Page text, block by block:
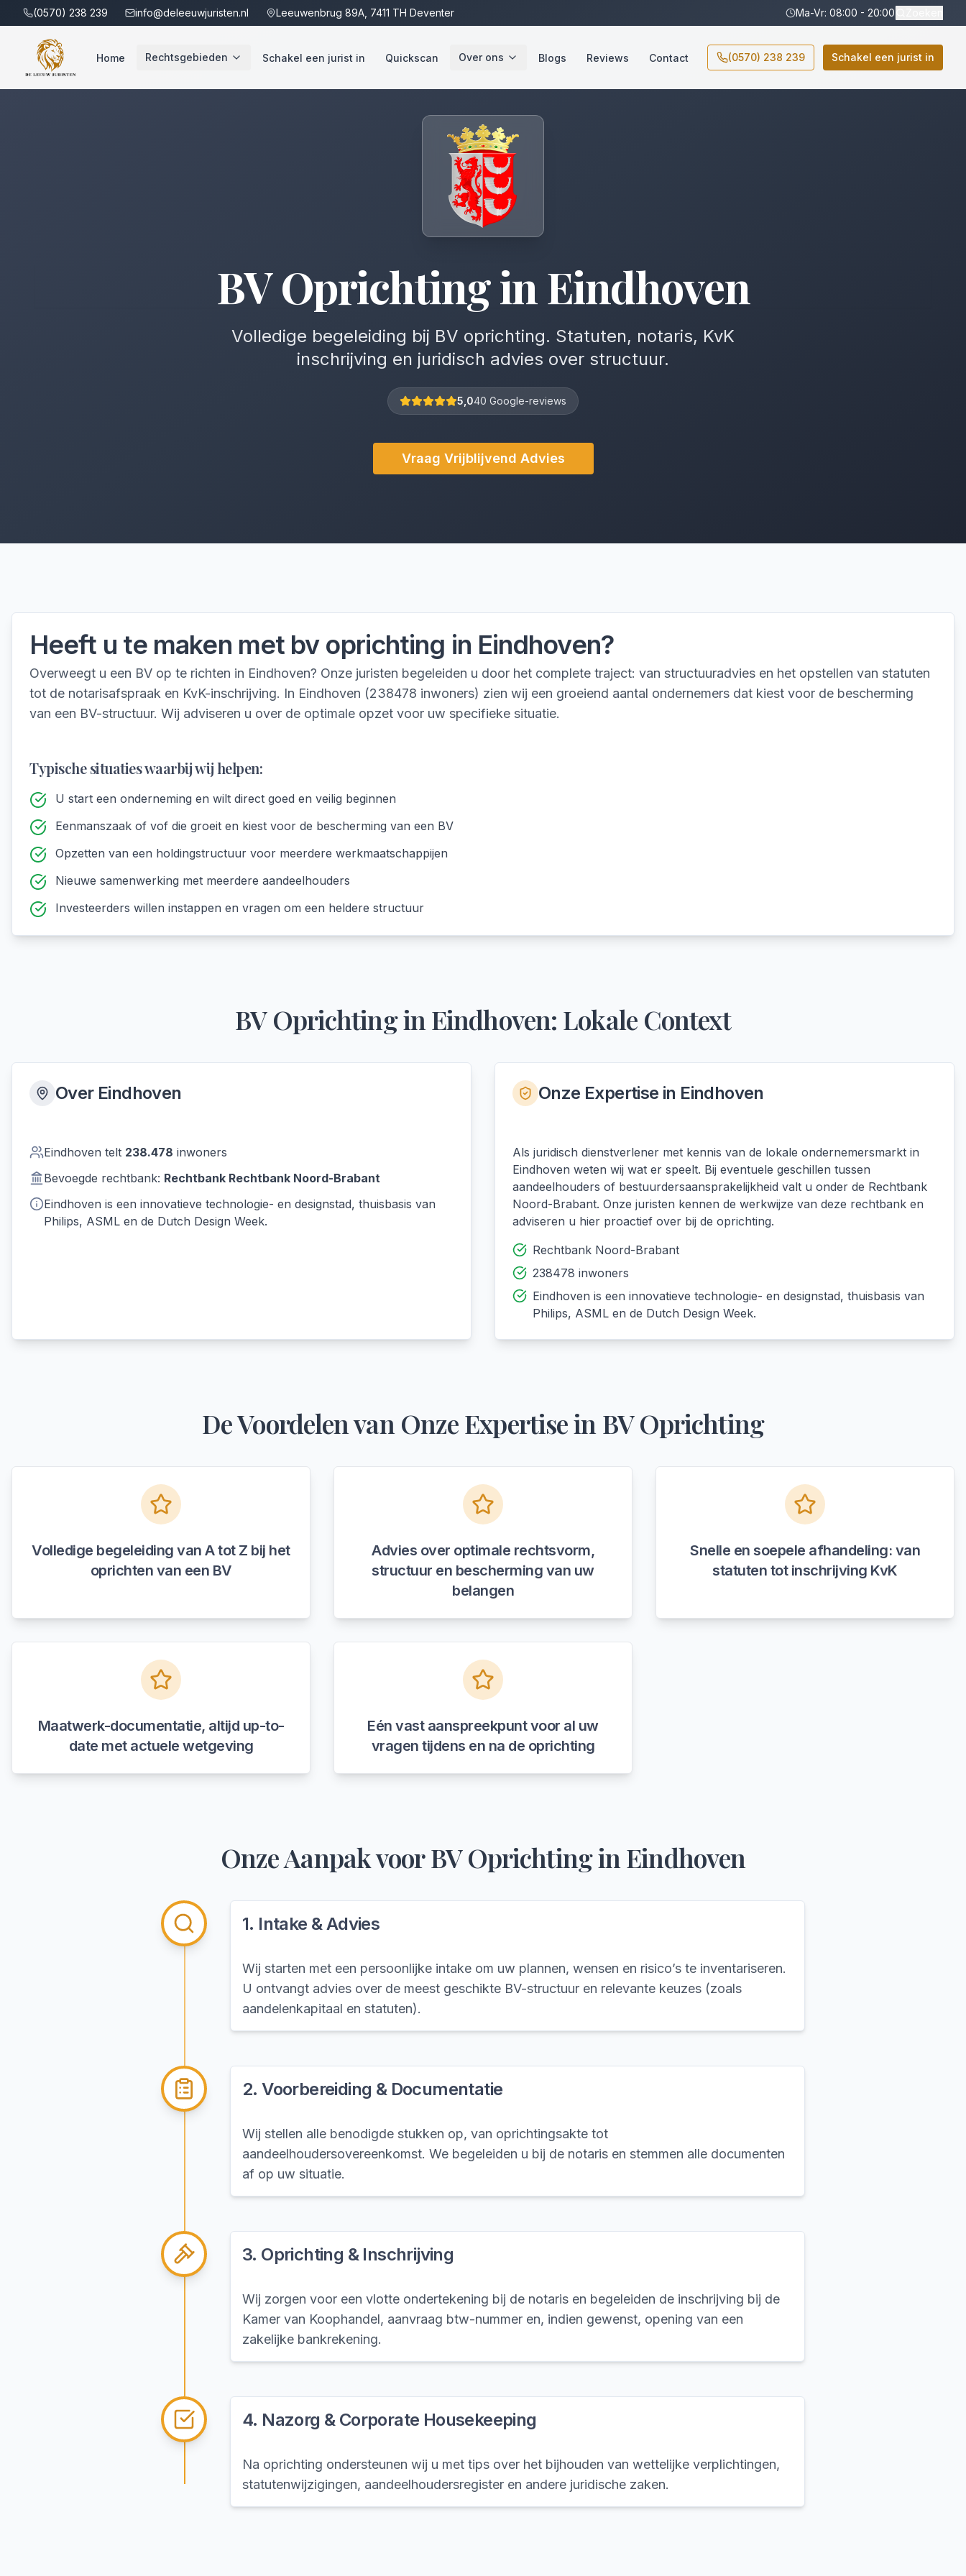
(0570) 238 239 info@deleeuwjuristen.nl Leeuwenbrug 89A, 7411 TH Deventer Ma-Vr: 08:00 - 20:00
Home Rechtsgebieden Schakel een jurist in Quickscan Over ons Blogs Reviews Contact (0570) 238 239 Schakel een jurist in
BV OprichtinginEindhoven
Volledige begeleiding bij BV oprichting. Statuten, notaris, KvK
inschrijving en juridisch advies over structuur.
5,040 Google-reviews
Vraag Vrijblijvend Advies
Heeft u te maken met bv oprichting in Eindhoven?
Overweegt u een BV op te richten in Eindhoven? Onze juristen begeleiden u door het complete traject: van structuuradvies en het opstellen van statuten
tot de notarisafspraak en KvK-inschrijving. In Eindhoven (238478 inwoners) zien wij een groeiend aantal ondernemers dat kiest voor de bescherming
van een BV-structuur. Wij adviseren u over de optimale opzet voor uw specifieke situatie.
Typische situaties waarbij wij helpen:
U start een onderneming en wilt direct goed en veilig beginnen
Eenmanszaak of vof die groeit en kiest voor de bescherming van een BV
Opzetten van een holdingstructuur voor meerdere werkmaatschappijen
Nieuwe samenwerking met meerdere aandeelhouders
Investeerders willen instappen en vragen om een heldere structuur
BV Oprichtingin Eindhoven: Lokale Context
Over Eindhoven
Eindhoven telt 238.478 inwoners
Bevoegde rechtbank: Rechtbank Rechtbank Noord-Brabant
Eindhoven is een innovatieve technologie- en designstad, thuisbasis van
Philips, ASML en de Dutch Design Week.
Onze Expertise in Eindhoven
Als juridisch dienstverlener met kennis van de lokale ondernemersmarkt in
Eindhoven weten wij wat er speelt. Bij eventuele geschillen tussen
aandeelhouders of bestuurdersaansprakelijkheid valt u onder de Rechtbank
Noord-Brabant. Onze juristen kennen de werkwijze van deze rechtbank en
adviseren u hier proactief over bij de oprichting.
Rechtbank Noord-Brabant
238478 inwoners
Eindhoven is een innovatieve technologie- en designstad, thuisbasis van
Philips, ASML en de Dutch Design Week.
De Voordelen van Onze Expertise in BV Oprichting
Volledige begeleiding van A tot Z bij het
oprichten van een BV
Advies over optimale rechtsvorm,
structuur en bescherming van uw
belangen
Snelle en soepele afhandeling: van
statuten tot inschrijving KvK
Maatwerk-documentatie, altijd up-to-
date met actuele wetgeving
Eén vast aanspreekpunt voor al uw
vragen tijdens en na de oprichting
Onze Aanpak voorBV Oprichtingin Eindhoven
1. Intake & Advies
Wij starten met een persoonlijke intake om uw plannen, wensen en risico’s te inventariseren.
U ontvangt advies over de meest geschikte BV-structuur en relevante keuzes (zoals
aandelenkapitaal en statuten).
2.Voorbereiding & Documentatie
Wij stellen alle benodigde stukken op, van oprichtingsakte tot
aandeelhoudersovereenkomst. We begeleiden u bij de notaris en stemmen alle documenten
af op uw situatie.
3. Oprichting & Inschrijving
Wij zorgen voor een vlotte ondertekening bij de notaris en begeleiden de inschrijving bij de
Kamer van Koophandel, aanvraag btw-nummer en, indien gewenst, opening van een
zakelijke bankrekening.
4. Nazorg & Corporate Housekeeping
Na oprichting ondersteunen wij u met tips over het bijhouden van wettelijke verplichtingen,
statutenwijzigingen, aandeelhoudersregister en andere juridische zaken.